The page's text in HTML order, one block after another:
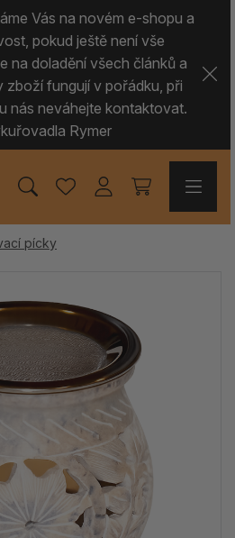
Vás na novém e-shopu a
pokud ještě není vše
na doladění všech článků a
zboží fungují v pořádku, při
nás neváhejte kontaktovat.
Rymer
pícky